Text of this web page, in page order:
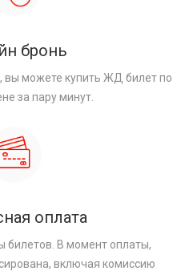
бронь
можете купить ЖД билет по
за пару минут.
оплата
билетов. В момент оплаты,
включая комиссию